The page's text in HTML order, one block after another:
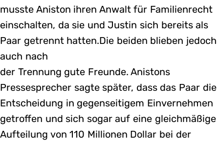
musste Aniston ihren Anwalt für Familienrecht
einschalten, da sie und Justin sich bereits als
Paar getrennt hatten.Die beiden blieben jedoch
auch nach
der Trennung gute Freunde. Anistons
Pressesprecher sagte später, dass das Paar die
Entscheidung in gegenseitigem Einvernehmen
getroffen und sich sogar auf eine gleichmäßige
Aufteilung von 110 Millionen Dollar bei der